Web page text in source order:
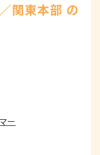
関東本部 の
ー